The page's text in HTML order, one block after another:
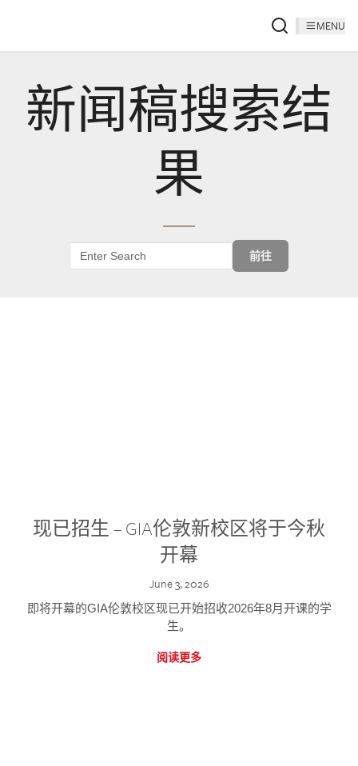
MENU
新闻稿搜索结
果
前往
现已招生 – GIA伦敦新校区将于今秋
开幕
June 3, 2026
即将开幕的GIA伦敦校区现已开始招收2026年8月开课的学
生。
阅读更多